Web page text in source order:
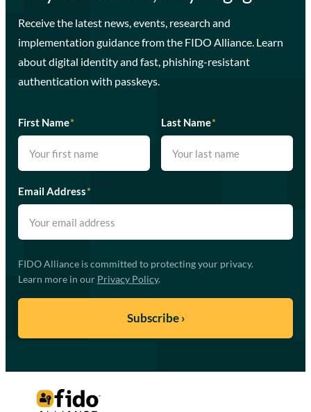
Receive the latest news, events, research and
implementation guidance from the FIDO Alliance. Learn
about digital identity and fast, phishing-resistant
authentication with passkeys.
First Name* Last Name*
Email Address*
FIDO Alliance is committed to protecting your privacy.
Learn more in our Privacy Policy.